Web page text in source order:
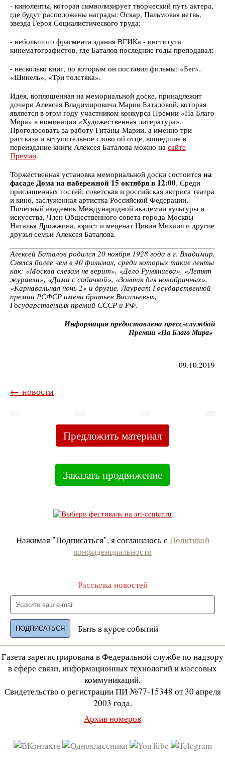
- киноленты, которая символизирует творческий путь актера,
где будут расположены награды: Оскар, Пальмовая ветвь,
звезда Героя Социалистического труда;
- небольшого фрагмента здания ВГИКа - института
кинематографистов, где Баталов последние годы преподавал;
- несколько книг, по которым он поставил фильмы: «Бег»,
«Шинель», «Три толстяка».
Идея, воплощенная на мемориальной доске, принадлежит
дочери Алексея Владимировича Марии Баталовой, которая
является в этом году участником конкурса Премии «На Благо
Мира» в номинации «Художественная литература».
Проголосовать за работу Гитаны-Марии, а именно три
рассказа и вступительное слово об отце, вошедшие в
переиздание книги Алексея Баталова можно на сайте
Премии.
Торжественная установка мемориальной доски состоится на
фасаде Дома на набережной 15 октября в 12:00. Среди
приглашенных гостей: советская и российская актриса театра
и кино, заслуженная артистка Российской Федерации,
Почётный академик Международной академии культуры и
искусства, Член Общественного совета города Москвы
Наталья Дрожжина, юрист и меценат Цивин Михаил и другие
друзья семьи Алексея Баталова.
Алексей Баталов родился 20 ноября 1928 года в г. Владимир.
Снялся более чем в 40 фильмах, среди которых такие ленты
как: «Москва слезам не верит», «Дело Румянцева», «Летят
журавли», «Дама с собачкой», «Зонтик для новобрачных»,
«Карнавальная ночь 2» и другие. Лауреат Государственной
премии РСФСР имени братьев Васильевых,
Государственных премий СССР и РФ.
Информация предоставлена пресс-службой
Премии «На Благо Мира»
09.10.2019
← новости
Предложить материал
Заказать продвижение
Нажимая "Подписаться", я соглашаюсь с Политикой
конфиденциальности
Рассылка новостей
Быть в курсе событий
Газета зарегистрирована в Федеральной службе по надзору
в сфере связи, информационных технологий и массовых
коммуникаций.
Свидетельство о регистрации ПИ №77-15348 от 30 апреля
2003 года.
Архив номеров